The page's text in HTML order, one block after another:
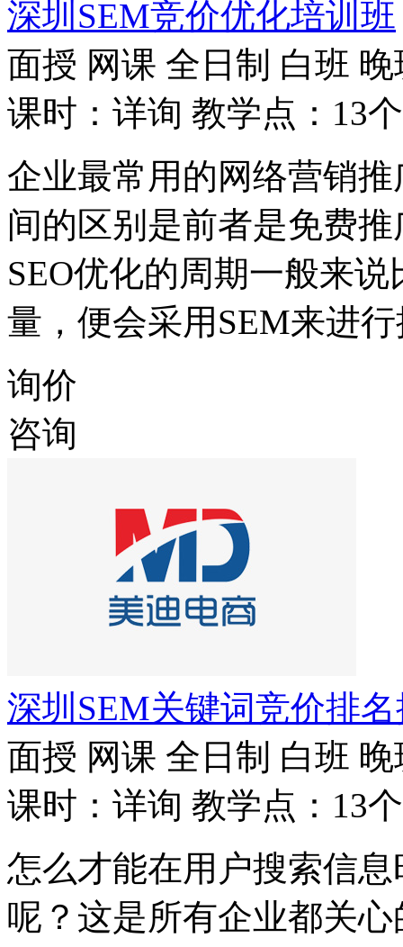
深圳SEM竞价优化培训班
面授 网课 全日制 白班 晚
课时：详询 教学点：13个
企业最常用的网络营销
间的区别是前者是免费
SEO优化的周期一般来
量，便会采用SEM来进
询价
咨询
深圳SEM关键词竞价排
面授 网课 全日制 白班 晚
课时：详询 教学点：13个
怎么才能在用户搜索信
呢？这是所有企业都关